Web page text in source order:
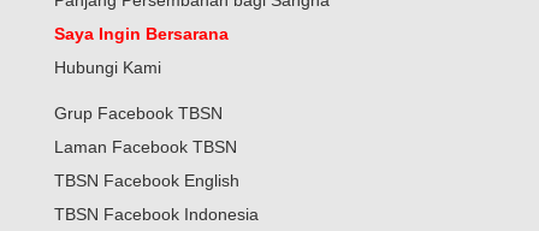
Saya Ingin Bersarana
Hubungi Kami
Grup Facebook TBSN
Laman Facebook TBSN
TBSN Facebook English
TBSN Facebook Indonesia